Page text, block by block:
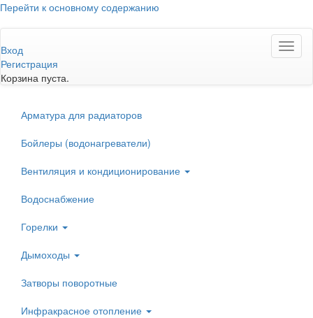
Перейти к основному содержанию
Вход
Регистрация
Корзина пуста.
Арматура для радиаторов
Бойлеры (водонагреватели)
Вентиляция и кондиционирование
Водоснабжение
Горелки
Дымоходы
Затворы поворотные
Инфракрасное отопление